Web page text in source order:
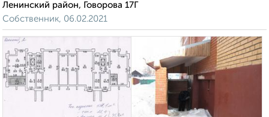
Ленинский район, Говорова 17Г
Собственник, 06.02.2021